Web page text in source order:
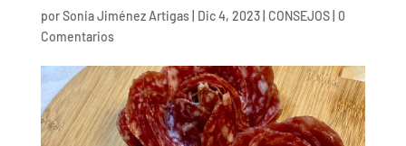
porSonia Jiménez Artigas| Dic 4, 2023| CONSEJOS| 0
Comentarios